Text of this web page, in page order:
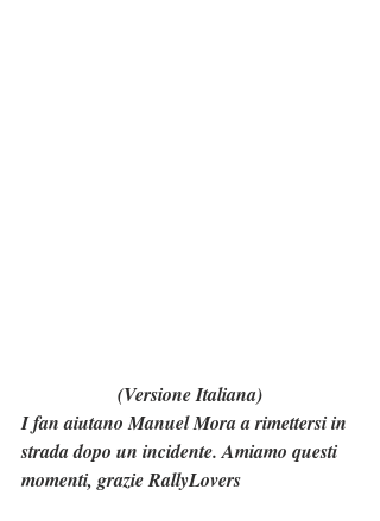
(Versione Italiana)
I fan aiutano Manuel Mora a rimettersi in
strada dopo un incidente. Amiamo questi
momenti, grazie RallyLovers